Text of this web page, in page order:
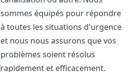
sommes équipés pour répondre
à toutes les situations d'urgence
et nous nous assurons que vos
problèmes soient résolus
rapidement et efficacement.